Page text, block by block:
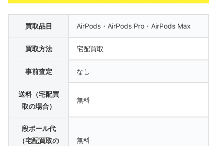
買取品目 AirPods・AirPods Pro・AirPods Max
買取方法 宅配買取
事前査定 なし
送料（宅配買
取の場合）
無料
段ボール代
（宅配買取の
無料